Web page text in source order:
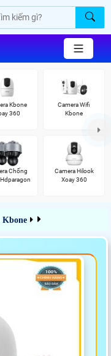
Kbone
360
Camera Wifi
Kbone
Chống
Camera Hilook
Xoay 360
Kbone